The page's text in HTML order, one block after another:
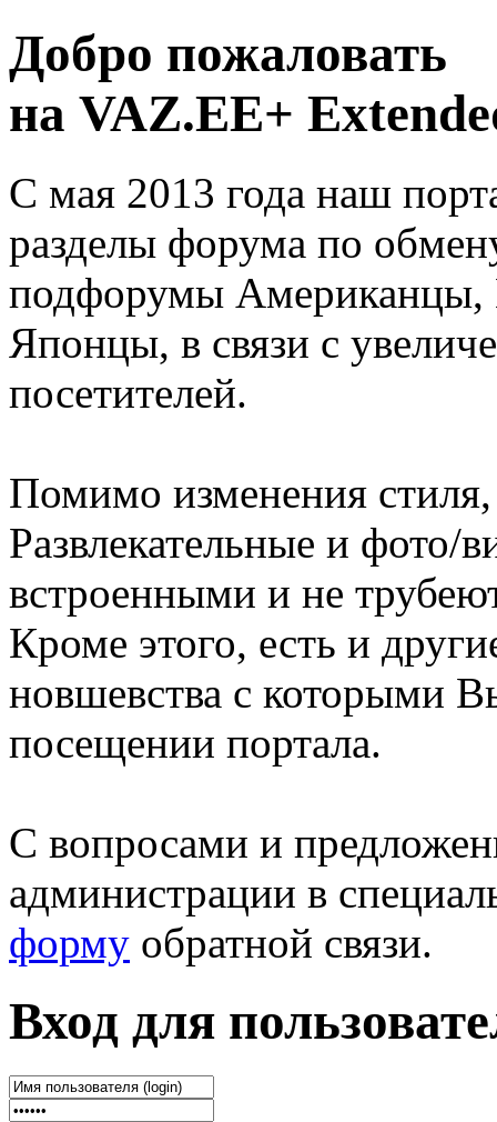
Добро пожаловать
на VAZ.EE+
С мая 2013 года наш
разделы форума по
подфорумы
Японцы, в связи с
посетителей.
Помимо изменения
Развлекательные и фото/
встроенными и не
Кроме этого, есть и
новшевства с которыми
посещении портала.
С вопросами и
администрации в
форму обратной связи.
Вход для